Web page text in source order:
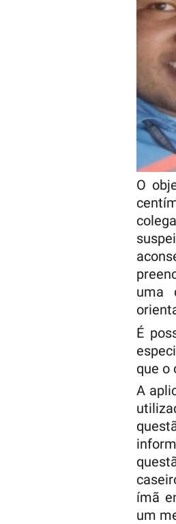
O
uma
É
que o
A
ímã
um